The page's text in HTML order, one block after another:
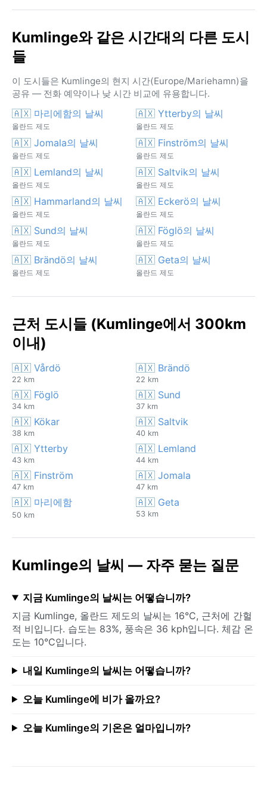
Kumlinge와 같은 시간대의 다른 도시
들
이 도시들은 Kumlinge의 현지 시간(Europe/Mariehamn)을
공유 — 전화 예약이나 낮 시간 비교에 유용합니다.
🇦🇽 마리에함의 날씨
올란드 제도
🇦🇽 Ytterby의 날씨
올란드 제도
🇦🇽 Jomala의 날씨
올란드 제도
🇦🇽 Finström의 날씨
올란드 제도
🇦🇽 Lemland의 날씨
올란드 제도
🇦🇽 Saltvik의 날씨
올란드 제도
🇦🇽 Hammarland의 날씨
올란드 제도
🇦🇽 Eckerö의 날씨
올란드 제도
🇦🇽 Sund의 날씨
올란드 제도
🇦🇽 Föglö의 날씨
올란드 제도
🇦🇽 Brändö의 날씨
올란드 제도
🇦🇽 Geta의 날씨
올란드 제도
근처 도시들 (Kumlinge에서 300km
이내)
🇦🇽 Vårdö
22 km
🇦🇽 Brändö
22 km
🇦🇽 Föglö
34 km
🇦🇽 Sund
37 km
🇦🇽 Kökar
38 km
🇦🇽 Saltvik
40 km
🇦🇽 Ytterby
43 km
🇦🇽 Lemland
44 km
🇦🇽 Finström
47 km
🇦🇽 Jomala
47 km
🇦🇽 마리에함
50 km
🇦🇽 Geta
53 km
Kumlinge의 날씨 — 자주 묻는 질문
지금 Kumlinge의 날씨는 어떻습니까?
지금 Kumlinge, 올란드 제도의 날씨는 16°C, 근처에 간헐
적 비입니다. 습도는 83%, 풍속은 36 kph입니다. 체감 온
도는 10°C입니다.
내일 Kumlinge의 날씨는 어떻습니까?
오늘 Kumlinge에 비가 올까요?
오늘 Kumlinge의 기온은 얼마입니까?